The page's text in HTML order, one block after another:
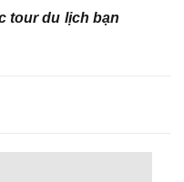
tour du lịch bạn